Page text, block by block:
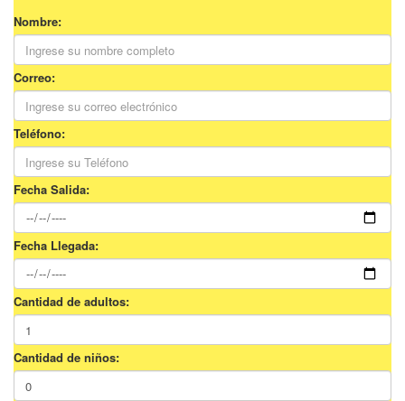
Nombre:
Correo:
Teléfono:
Fecha Salida:
Fecha Llegada:
Cantidad de adultos:
Cantidad de niños: